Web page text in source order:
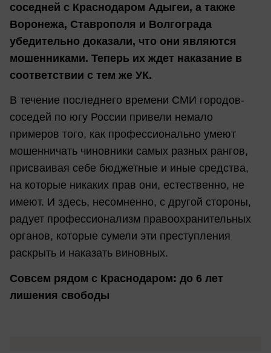
соседней с Краснодаром Адыгеи, а также
Воронежа, Ставрополя и Волгограда
убедительно доказали, что они являются
мошенниками. Теперь их ждет наказание в
соответствии с тем же УК.
В течение последнего времени СМИ городов-
соседей по югу России привели немало
примеров того, как профессионально умеют
мошенничать чиновники самых разных рангов,
присваивая себе бюджетные и иные средства,
на которые никаких прав они, естественно, не
имеют. И здесь, несомненно, с другой стороны,
радует профессионализм правоохранительных
органов, которые сумели эти преступления
раскрыть и наказать виновных.
Совсем рядом с Краснодаром: до 6 лет
лишения свободы